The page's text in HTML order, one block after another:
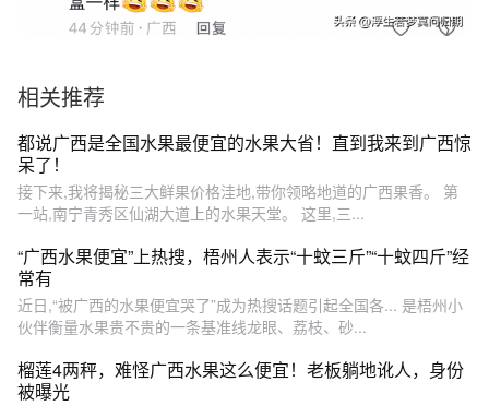
相关推荐
都说广西是全国水果最便宜的水果大省！直到我来到广西惊
呆了！
接下来,我将揭秘三大鲜果价格洼地,带你领略地道的广西果香。 第
一站,南宁青秀区仙湖大道上的水果天堂。 这里,三...
“广西水果便宜”上热搜，梧州人表示“十蚊三斤”“十蚊四斤”经
常有
近日,“被广西的水果便宜哭了”成为热搜话题引起全国各... 是梧州小
伙伴衡量水果贵不贵的一条基准线龙眼、荔枝、砂...
榴莲4两秤，难怪广西水果这么便宜！老板躺地讹人，身份
被曝光